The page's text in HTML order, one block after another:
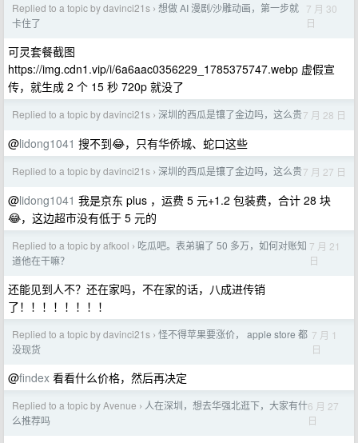
Replied to a topic by davinci21s › 想做 AI 漫剧/沙雕动画，第一步就
卡住了
7 月 30
日
可灵套餐截图
https://img.cdn1.vip/i/6a6aac0356229_1785375747.webp 虚假宣
传，就生成 2 个 15 秒 720p 就没了
Replied to a topic by davinci21s › 深圳的西瓜是镶了金边吗，这么贵7 月 28 日
@lidong1041 搜不到😂，只有华侨城、蛇口这些
Replied to a topic by davinci21s › 深圳的西瓜是镶了金边吗，这么贵7 月 27 日
@lidong1041 我是京东 plus ，运费 5 元+1.2 包装费，合计 28 块
😂，这边超市没有低于 5 元的
Replied to a topic by afkool › 吃瓜吧。表弟骗了 50 多万，如何对账知
道他在干嘛？
7 月 21
日
还能见到人不？还在家吗，不在家的话，八成进传销
了！！！！！！！！
Replied to a topic by davinci21s › 怪不得苹果要涨价， apple store 都
没现货
7 月 1
日
@findex 看看什么价格，然后再决定
Replied to a topic by Avenue › 人在深圳，想去华强北逛下，大家有什
么推荐吗
6 月 27
日